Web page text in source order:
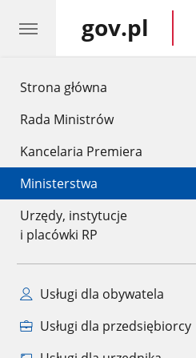
Strona główna
Rada Ministrów
Kancelaria Premiera
Ministerstwa
Urzędy, instytucje
i placówki RP
Usługi dla obywatela
Usługi dla przedsiębiorcy
gov.pl